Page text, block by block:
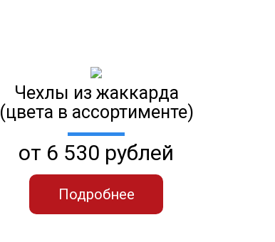
Чехлы из жаккарда
(цвета в ассортименте)
от 6 530 рублей
Подробнее